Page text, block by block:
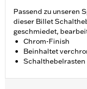
Passend zu unseren
dieser Billet
geschmiedet,
Chrom-Finish
Beinhaltet